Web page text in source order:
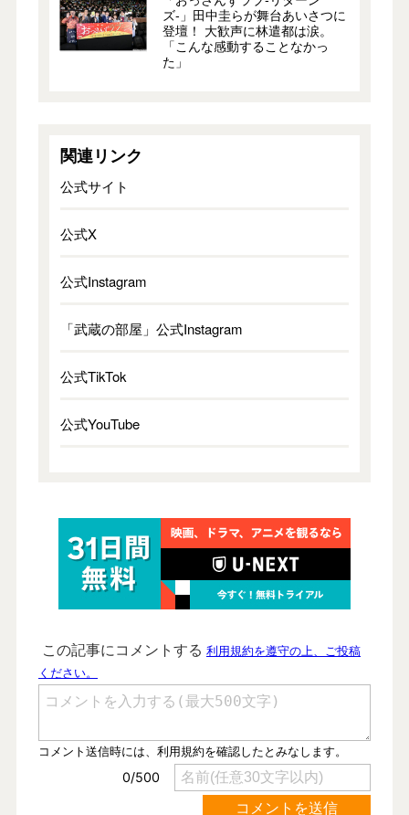
ズ-」田中圭らが舞台あいさつに
登壇！ 大歓声に林遣都は涙。
「こんな感動することなかっ
た」
関連リンク
公式サイト
公式X
公式Instagram
「武蔵の部屋」公式Instagram
公式TikTok
公式YouTube